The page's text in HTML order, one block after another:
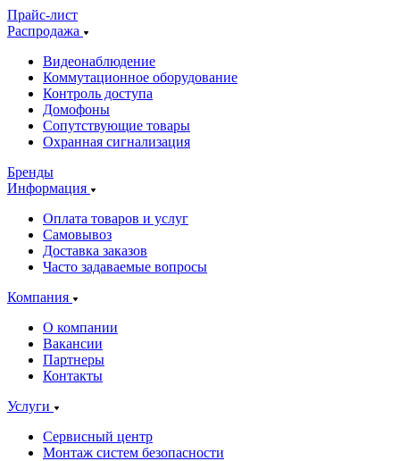
Прайс-лист
Распродажа
Видеонаблюдение
Коммутационное оборудование
Контроль доступа
Домофоны
Сопутствующие товары
Охранная сигнализация
Бренды
Информация
Оплата товаров и услуг
Самовывоз
Доставка заказов
Часто задаваемые вопросы
Компания
О компании
Вакансии
Партнеры
Контакты
Услуги
Сервисный центр
Монтаж систем безопасности